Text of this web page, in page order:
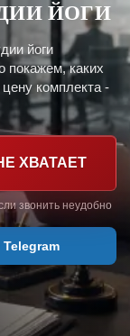
ЙОГИ
йоги
покажем, каких
комплекта -
ХВАТАЕТ
звонить неудобно
Telegram